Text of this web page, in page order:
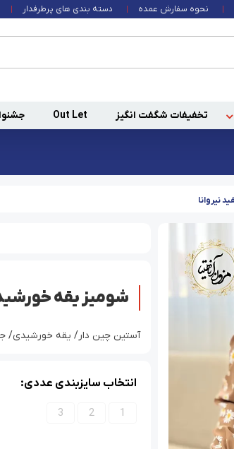
نحوه سفارش عمده دسته بندی های پرطرفدار
تخفیفات شگفت انگیز Out Let
نیروانا
شومیز یقه
آستین چین دار/ یقه خورشیدی/ جنس
انتخاب سایزبندی عددی:
1
2
3